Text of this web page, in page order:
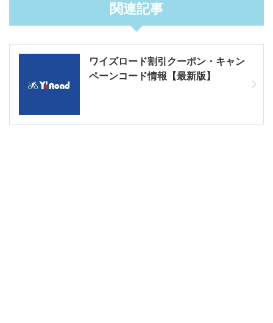
関連記事
ワイズロード割引クーポン・キャン
ペーンコード情報【最新版】